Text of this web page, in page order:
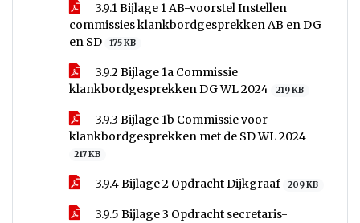
3.9.1 Bijlage 1 AB-voorstel Instellen
commissies klankbordgesprekken AB en DG
en SD
175 KB
3.9.2 Bijlage 1a Commissie
klankbordgesprekken DG WL 2024
219 KB
3.9.3 Bijlage 1b Commissie voor
klankbordgesprekken met de SD WL 2024
217 KB
3.9.4 Bijlage 2 Opdracht Dijkgraaf 209 KB
3.9.5 Bijlage 3 Opdracht secretaris-